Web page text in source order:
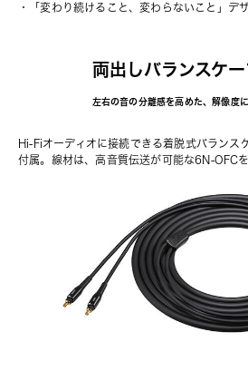
・
「変わり続けること、変わらないこと」
両出しバランスケ
左右の音の分離感を高めた、解像度
Hi-Fiオーディオに接続できる着脱式バラン
付属。線材は、高音質伝送が可能な6N-OFCを